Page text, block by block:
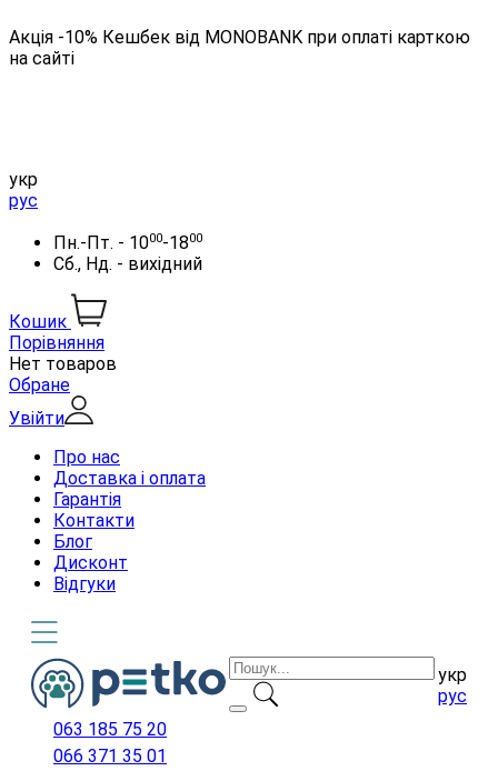
Акція -10% Кешбек від MONOBANK при оплаті карткою
на сайті
укр
рус
Пн.-Пт. - 1000-1800
Сб., Нд. - вихідний
Кошик
Порівняння
Нет товаров
Обране
Увійти
Про нас
Доставка і оплата
Гарантія
Контакти
Блог
Дисконт
Відгуки
укр
рус
063 185 75 20
066 371 35 01